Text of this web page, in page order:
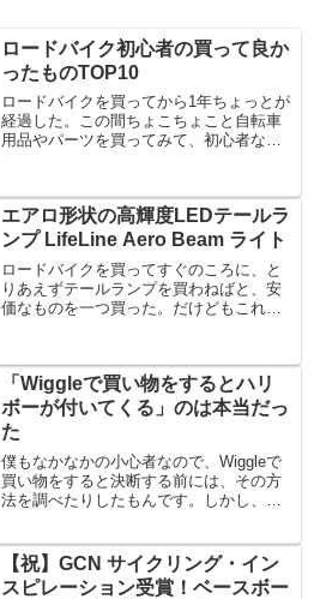
ロードバイク初心者の買って良か
ったものTOP10
ロードバイクを買ってから1年ちょっとが
経過した。この間ちょこちょこと自転車
用品やパーツを買ってみて、初心者なり
ったものTOP1010位：HANDCREW
OSCAR S...
エアロ形状の高輝度LEDテールラ
ンプ LifeLine Aero Beam ライト
ロードバイクを買ってすぐのころに、と
りあえずテールランプを買わねばと、安
価なものを一つ買った。だけどもこれが
も、せっかくのSILURO2のエアロフレー
ムデザインを邪魔し...
「Wiggleで買い物をするとハリ
ボーが付いてくる」のは本当だっ
た
僕もなかなかの小心者なので、Wiggleで
買い物をすると決断する前には、その方
法を調べたりしたもんです。しかし、そ
リボーが付いてくる」またまたそんな可
愛い話がある...
【祝】GCN サイクリング・イン
スピレーション受賞！ベースボー